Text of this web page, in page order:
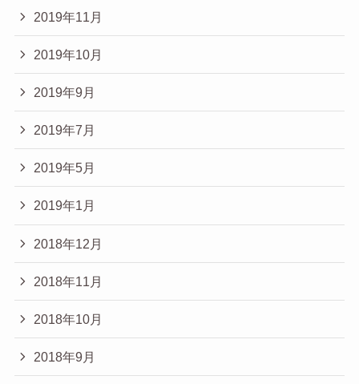
2019年11月
2019年10月
2019年9月
2019年7月
2019年5月
2019年1月
2018年12月
2018年11月
2018年10月
2018年9月